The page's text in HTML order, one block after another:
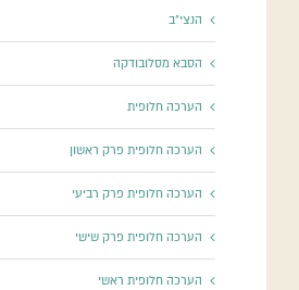
הנצי"ב
הסבא מסלובודקה
הערכה חלופית
הערכה חלופית פרק ראשון
הערכה חלופית פרק רביעי
הערכה חלופית פרק שישי
הערכה חלופית ראשי